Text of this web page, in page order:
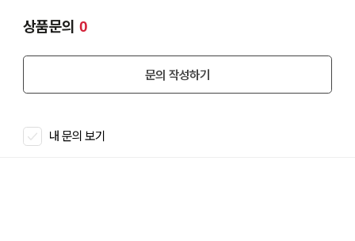
상품문의 0
문의 작성하기
내 문의 보기